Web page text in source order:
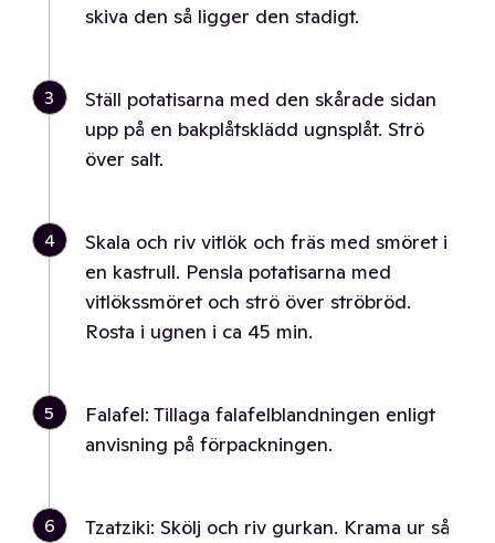
skiva den så ligger den stadigt.
3
Ställ potatisarna med den skårade sidan
upp på en bakplåtsklädd ugnsplåt. Strö
över salt.
4
Skala och riv vitlök och fräs med smöret i
en kastrull. Pensla potatisarna med
vitlökssmöret och strö över ströbröd.
Rosta i ugnen i ca 45 min.
5
Falafel: Tillaga falafelblandningen enligt
anvisning på förpackningen.
6
Tzatziki: Skölj och riv gurkan. Krama ur så